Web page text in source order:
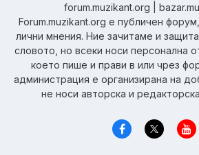
forum.muzikant.org |
Forum.muzikant.org е публичен
лични мнения. Ние зачитаме и
словото, но всеки носи персонална
което пише и прави в или чрез
администрация е организирана на
не носи авторска и